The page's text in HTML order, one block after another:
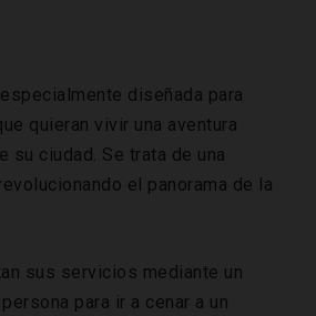
diseñada para
quieran vivir una aventura
su ciudad. Se trata de una
el panorama de la
sus servicios mediante un
para ir a cenar a un